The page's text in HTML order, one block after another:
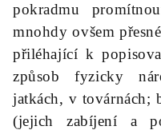
pokradmu
mnohdy ovšem
přiléhající k
způsob fyzicky
jatkách, v továrnách;
(jejich zabíjení a